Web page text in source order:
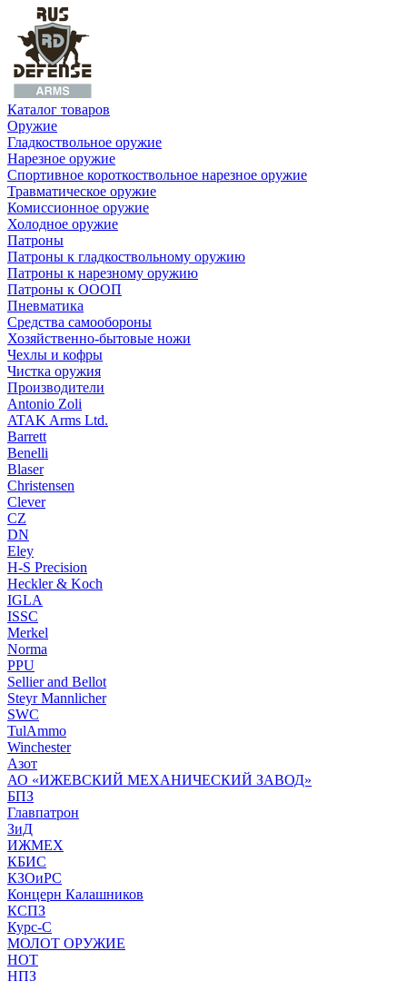
Каталог товаров
Оружие
Гладкоствольное оружие
Нарезное оружие
Спортивное короткоствольное нарезное оружие
Травматическое оружие
Комиссионное оружие
Холодное оружие
Патроны
Патроны к гладкоствольному оружию
Патроны к нарезному оружию
Патроны к ОООП
Пневматика
Средства самообороны
Хозяйственно-бытовые ножи
Чехлы и кофры
Чистка оружия
Производители
Antonio Zoli
ATAK Arms Ltd.
Barrett
Benelli
Blaser
Christensen
Clever
CZ
DN
Eley
H-S Precision
Heckler & Koch
IGLA
ISSC
Merkel
Norma
PPU
Sellier and Bellot
Steyr Mannlicher
SWC
TulAmmo
Winchester
Азот
АО «ИЖЕВСКИЙ МЕХАНИЧЕСКИЙ ЗАВОД»
БПЗ
Главпатрон
ЗиД
ИЖМЕХ
КБИС
КЗОиРС
Концерн Калашников
КСПЗ
Курс-С
МОЛОТ ОРУЖИЕ
НОТ
НПЗ